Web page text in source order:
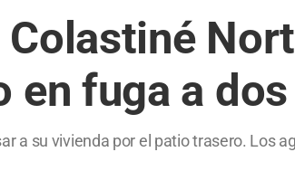
en fuga a
a su vivienda por el patio trasero. Los